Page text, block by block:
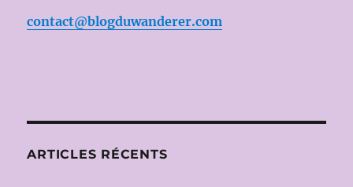
contact@blogduwanderer.com
ARTICLES RÉCENTS